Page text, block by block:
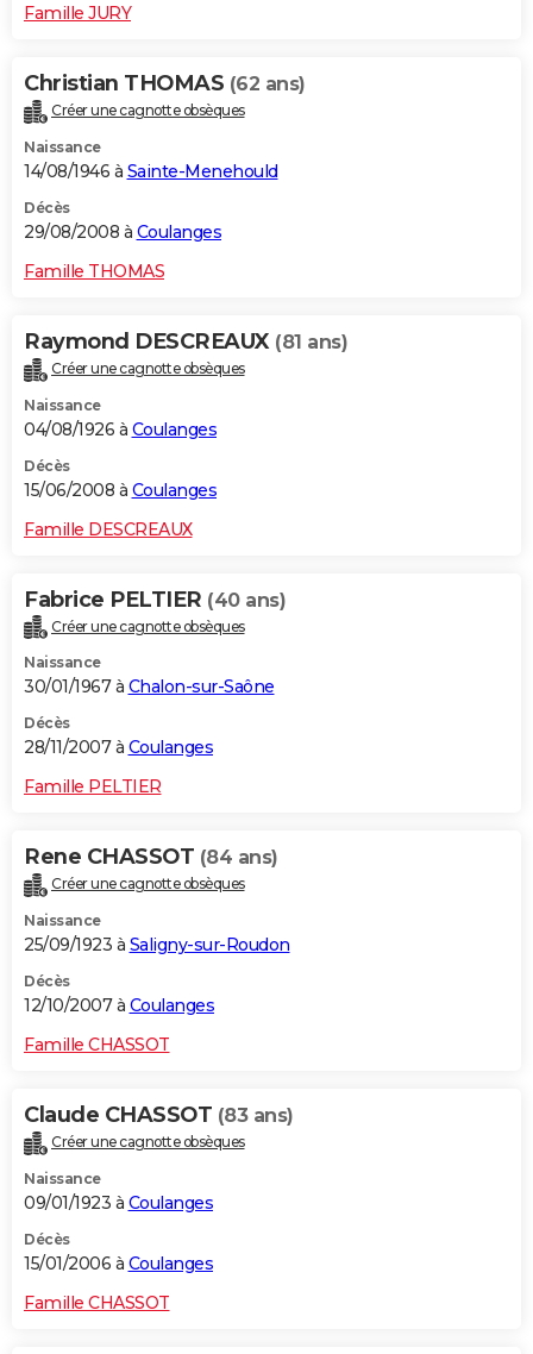
Famille JURY
Christian THOMAS (62 ans)
Créer une cagnotte obsèques
Naissance
14/08/1946 à Sainte-Menehould
Décès
29/08/2008 à Coulanges
Famille THOMAS
Raymond DESCREAUX (81 ans)
Créer une cagnotte obsèques
Naissance
04/08/1926 à Coulanges
Décès
15/06/2008 à Coulanges
Famille DESCREAUX
Fabrice PELTIER (40 ans)
Créer une cagnotte obsèques
Naissance
30/01/1967 à Chalon-sur-Saône
Décès
28/11/2007 à Coulanges
Famille PELTIER
Rene CHASSOT (84 ans)
Créer une cagnotte obsèques
Naissance
25/09/1923 à Saligny-sur-Roudon
Décès
12/10/2007 à Coulanges
Famille CHASSOT
Claude CHASSOT (83 ans)
Créer une cagnotte obsèques
Naissance
09/01/1923 à Coulanges
Décès
15/01/2006 à Coulanges
Famille CHASSOT